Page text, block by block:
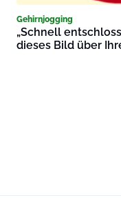
Gehirnjogging
„Schnell
dieses Bild über